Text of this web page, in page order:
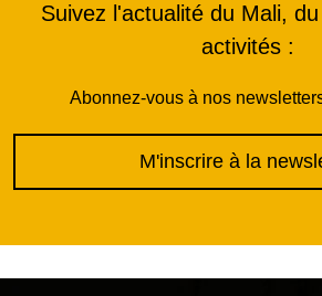
Suivez l'actualité du Mali,
activités :
Abonnez-vous à nos
M'inscrire à la